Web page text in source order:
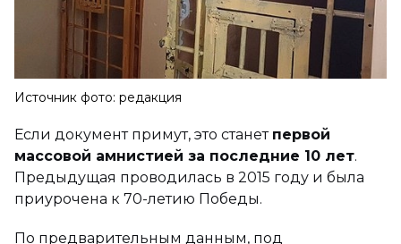
Источник фото: редакция
Если документ примут, это станет первой
массовой амнистией за последние 10 лет.
Предыдущая проводилась в 2015 году и была
приурочена к 70-летию Победы.
По предварительным данным, под